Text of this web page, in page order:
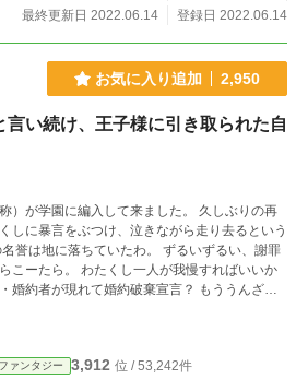
最終更新日 2022.06.14
登録日 2022.06.14
お気に入り追加 2,950
言い続け、王子様に引き取られた自
）が学園に編入して来ました。 久しぶりの再
しに暴言をぶつけ、泣きながら走り去るという
ちていたわ。 ずるいずるい、謝罪
が我慢すればいいか
婚約者が現れて婚約破棄宣言？ もううんざ
せないと、あの子に騙される被害者は増える
引き取りたいと言いだして──── ※この話
ています。 ※設定は相変わらずゆるんゆる
４作目！ ※過去の拙作 『相互理解は難しい
ファンタジー 3,912 位 / 53,242件